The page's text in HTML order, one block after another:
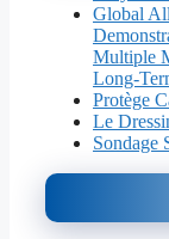
Global
Multiple
Long-
Protège
Le
Sondage